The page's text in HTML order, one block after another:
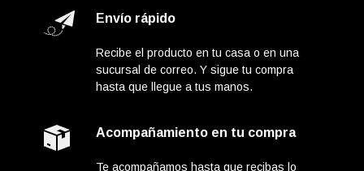
Envío rápido
Recibe el producto en tu casa o en una
sucursal de correo. Y sigue tu compra
hasta que llegue a tus manos.
Acompañamiento en tu compra
Te acompañamos hasta que recibas lo